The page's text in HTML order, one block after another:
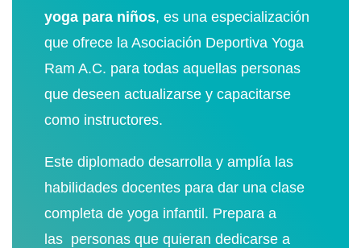
yoga para niños, es una especialización
que ofrece la Asociación Deportiva Yoga
Ram A.C. para todas aquellas personas
que deseen actualizarse y capacitarse
como instructores.
Este diplomado desarrolla y amplía las
habilidades docentes para dar una clase
completa de yoga infantil. Prepara a
las personas que quieran dedicarse a